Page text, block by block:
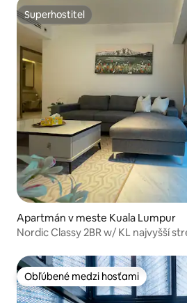
Superhostiteľ
Superhostiteľ
Apartmán v meste Kuala Lumpur
Nordic Classy 2BR w/ KL najvyšší
Obľúbené medzi hosťami
Obľúbené medzi hosťami